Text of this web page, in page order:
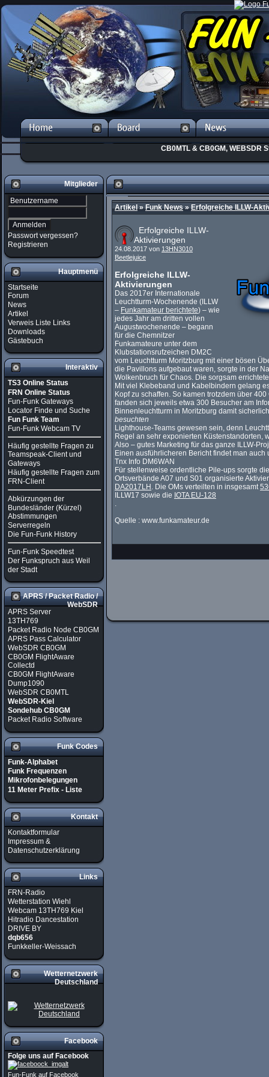
CB0MTL & CB0GM, WEBSDR
Mitglieder
Passwort vergessen?
Registrieren
Hauptmenü
Startseite
Forum
News
Artikel
Verweis Liste Links
Downloads
Gästebuch
Interaktiv
TS3 Online Status
FRN Online Status
Fun-Funk Gateways
Locator Finde und Suche
Fun Funk Team
Fun-Funk Webcam TV
Häufig gestellte Fragen zu
Teamspeak-Client und
Gateways
Häufig gestellte Fragen zum
FRN-Client
Abkürzungen der
Bundesländer (Kürzel)
Abstimmungen
Serverregeln
Die Fun-Funk History
Fun-Funk Speedtest
Der Funkspruch aus Weil
der Stadt
APRS / Packet Radio /
WebSDR
APRS Server
13TH769
Packet Radio Node CB0GM
APRS Pass Calculator
WebSDR CB0GM
CB0GM FlightAware
Collectd
CB0GM FlightAware
Dump1090
WebSDR CB0MTL
WebSDR-Kiel
Sondehub CB0GM
Packet Radio Software
Funk Codes
Funk-Alphabet
Funk Frequenzen
Mikrofonbelegungen
11 Meter Prefix - Liste
Kontakt
Kontaktformular
Impressum &
Datenschutzerklärung
Links
FRN-Radio
Wetterstation Wiehl
Webcam 13TH769 Kiel
Hitradio Dancestation
DRIVE BY
dqb656
Funkkeller-Weissach
Wetternetzwerk
Deutschland
Facebook
Folge uns auf Facebook
Fun-Funk auf Facebook
Artikel»Funk News»Erfolgreiche ILLW-
Erfolgreiche ILLW-
Aktivierungen
24.08.2017 von 13HN3010
Beetlejuice
Erfolgreiche ILLW-
Aktivierungen
Das 2017er Internationale
Leuchtturm-Wochenende (ILLW
– Funkamateur berichtete) – wie
jedes Jahr am dritten vollen
Augustwochenende – begann
für die Chemnitzer
Funkamateure unter dem
Klubstationsrufzeichen DM2C
vom Leuchtturm Moritzburg mit einer bösen
die Pavillons aufgebaut waren, sorgte in der
Wolkenbruch für Chaos. Die sorgsam
Mit viel Klebeband und Kabelbindern gelang
Kopf zu schaffen. So kamen trotzdem über
fanden sich jeweils etwa 300 Besucher am
Binnenleuchtturm in Moritzburg damit
besuchten
Lighthouse-Teams gewesen sein, denn
Regel an sehr exponierten Küstenstandorten,
Also – gutes Marketing für das ganze ILLW-
Einen ausführlicheren Bericht findet man
Tnx Info DM6WAN
Für stellenweise ordentliche Pile-ups sorgte
Ortsverbände A07 und S01 organisierte
DA2017LH . Die OMs verteilten in insgesamt
ILLW17 sowie die IOTA EU-128
.
Quelle : www.funkamateur.de